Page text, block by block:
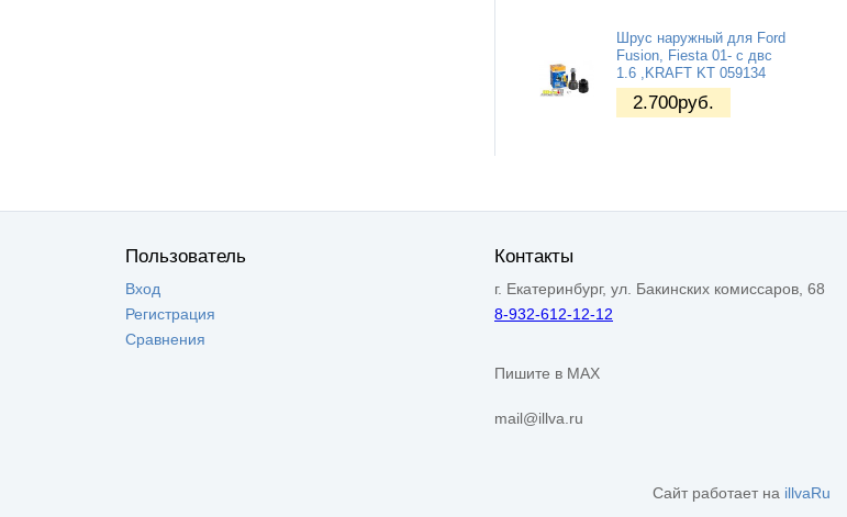
Шрус наружный для Ford
Fusion, Fiesta 01- с двс
1.6 ,KRAFT KT 059134
2.700руб.
Пользователь
Вход
Регистрация
Сравнения
Контакты
г. Екатеринбург, ул. Бакинских комиссаров, 68
8-932-612-12-12
Пишите в MAX
mail@illva.ru
Сайт работает на illvaRu